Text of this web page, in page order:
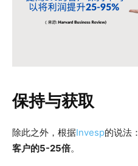
保持与获取
除此之外，根据Invesp的说法：
客户的5-25倍。